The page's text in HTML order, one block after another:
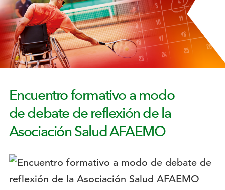
Encuentro formativo a modo
de debate de reflexión de la
Asociación Salud AFAEMO
Logotipo: